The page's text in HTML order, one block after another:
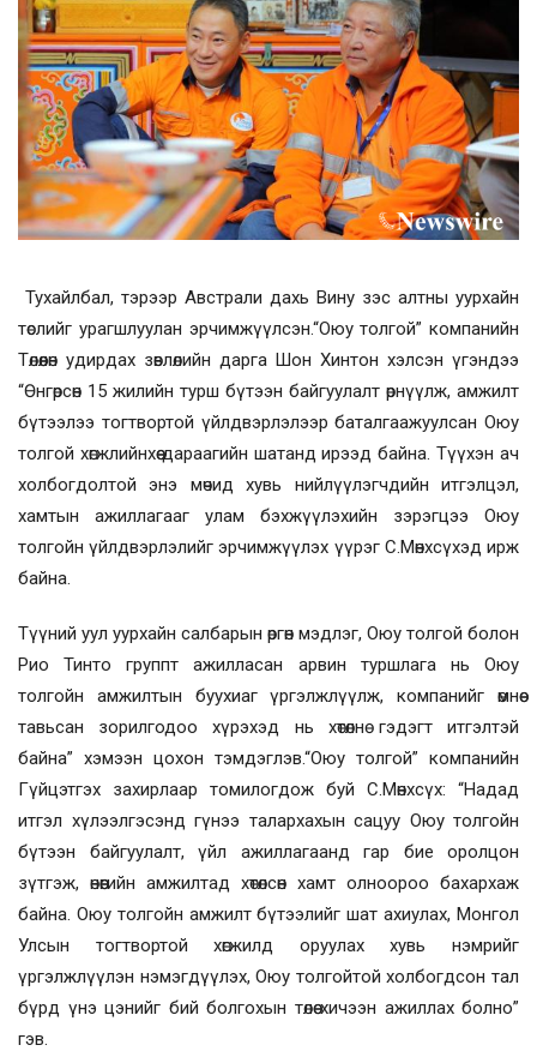
Тухайлбал, тэрээр Австрали дахь Вину зэс алтны уурхайн
төслийг урагшлуулан эрчимжүүлсэн.“Оюу толгой” компанийн
Төлөөлөн удирдах зөвлөлийн дарга Шон Хинтон хэлсэн үгэндээ
“Өнгөрсөн 15 жилийн турш бүтээн байгуулалт өрнүүлж, амжилт
бүтээлээ тогтвортой үйлдвэрлэлээр баталгаажуулсан Оюу
толгой хөгжлийнхөө дараагийн шатанд ирээд байна. Түүхэн ач
холбогдолтой энэ мөчид хувь нийлүүлэгчдийн итгэлцэл,
хамтын ажиллагааг улам бэхжүүлэхийн зэрэгцээ Оюу
толгойн үйлдвэрлэлийг эрчимжүүлэх үүрэг С.Мөнхсүхэд ирж
байна.
Түүний уул уурхайн салбарын өргөн мэдлэг, Оюу толгой болон
Рио Тинто группт ажилласан арвин туршлага нь Оюу
толгойн амжилтын буухиаг үргэлжлүүлж, компанийг өмнөө
тавьсан зорилгодоо хүрэхэд нь хөтөлнө гэдэгт итгэлтэй
байна” хэмээн цохон тэмдэглэв.“Оюу толгой” компанийн
Гүйцэтгэх захирлаар томилогдож буй С.Мөнхсүх: “Надад
итгэл хүлээлгэсэнд гүнээ талархахын сацуу Оюу толгойн
бүтээн байгуулалт, үйл ажиллагаанд гар бие оролцон
зүтгэж, өнөөгийн амжилтад хөтөлсөн хамт олноороо бахархаж
байна. Оюу толгойн амжилт бүтээлийг шат ахиулах, Монгол
Улсын тогтвортой хөгжилд оруулах хувь нэмрийг
үргэлжлүүлэн нэмэгдүүлэх, Оюу толгойтой холбогдсон тал
бүрд үнэ цэнийг бий болгохын төлөө хичээн ажиллах болно”
гэв.